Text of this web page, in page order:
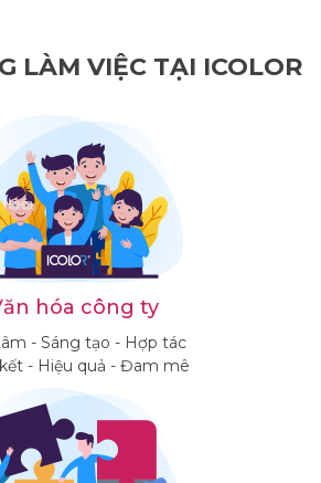
LÀM VIỆC TẠI ICOLOR
hóa công ty
- Sáng tạo - Hợp tác
- Hiệu quả - Đam mê